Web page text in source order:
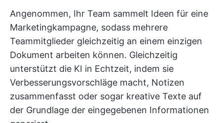
Angenommen, Ihr Team sammelt Ideen für eine
Marketingkampagne, sodass mehrere
Teammitglieder gleichzeitig an einem einzigen
Dokument arbeiten können. Gleichzeitig
unterstützt die KI in Echtzeit, indem sie
Verbesserungsvorschläge macht, Notizen
zusammenfasst oder sogar kreative Texte auf
der Grundlage der eingegebenen Informationen